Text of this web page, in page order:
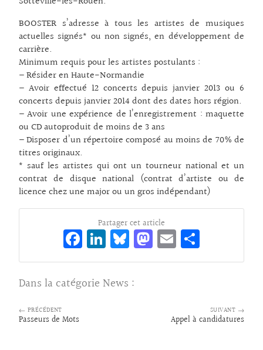
BOOSTER s’adresse à tous les artistes de musiques
actuelles signés* ou non signés, en développement de
carrière.
Minimum requis pour les artistes postulants :
– Résider en Haute-Normandie
– Avoir effectué 12 concerts depuis janvier 2013 ou 6
concerts depuis janvier 2014 dont des dates hors région.
– Avoir une expérience de l’enregistrement : maquette
ou CD autoproduit de moins de 3 ans
– Disposer d’un répertoire composé au moins de 70% de
titres originaux.
* sauf les artistes qui ont un tourneur national et un
contrat de disque national (contrat d’artiste ou de
licence chez une major ou un gros indépendant)
Partager cet article
Fa
ce
bo
o
Li
n
ke
dI
Bl
ue
sk
M
as
E
m rt
Dans la catégorie News :
← PRÉCÉDENT
Passeurs de Mots
SUIVANT →
Appel à candidatures